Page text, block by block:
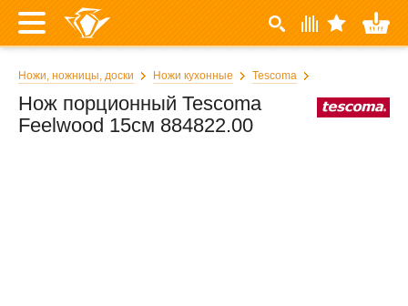
Ножи, ножницы, доски Ножи кухонные Tescoma
Нож порционный Tescoma
Feelwood 15см 884822.00